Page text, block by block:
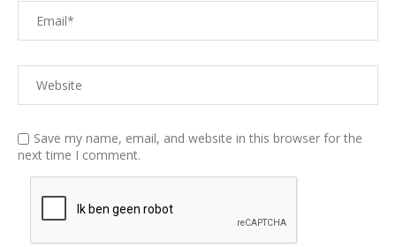
Save my name, email, and website in this browser for the
next time I comment.